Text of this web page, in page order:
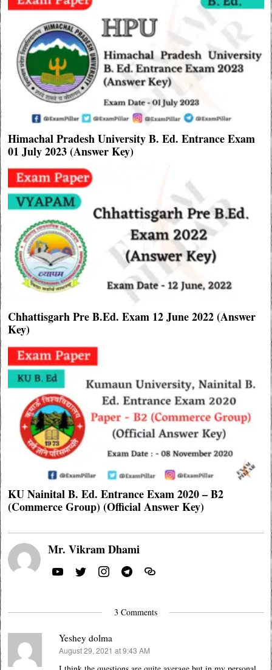
Himachal Pradesh University B. Ed. Entrance Exam
01 July 2023 (Answer Key)
Chhattisgarh Pre B.Ed. Exam 12 June 2022 (Answer
Key)
KU Nainital B. Ed. Entrance Exam 2020 – B2
(Commerce Group) (Official Answer Key)
Mr. Vikram Dhami
3 Comments
Yeshey dolma
says:
August 29, 2021 at 9:43 AM